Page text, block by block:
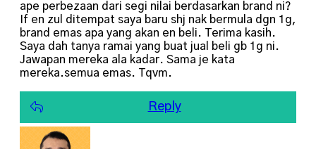
ape perbezaan dari segi nilai berdasarkan brand ni?
If en zul ditempat saya baru shj nak bermula dgn 1g,
brand emas apa yang akan en beli. Terima kasih.
Saya dah tanya ramai yang buat jual beli gb 1g ni.
Jawapan mereka ala kadar. Sama je kata
mereka.semua emas. Tqvm.
Reply